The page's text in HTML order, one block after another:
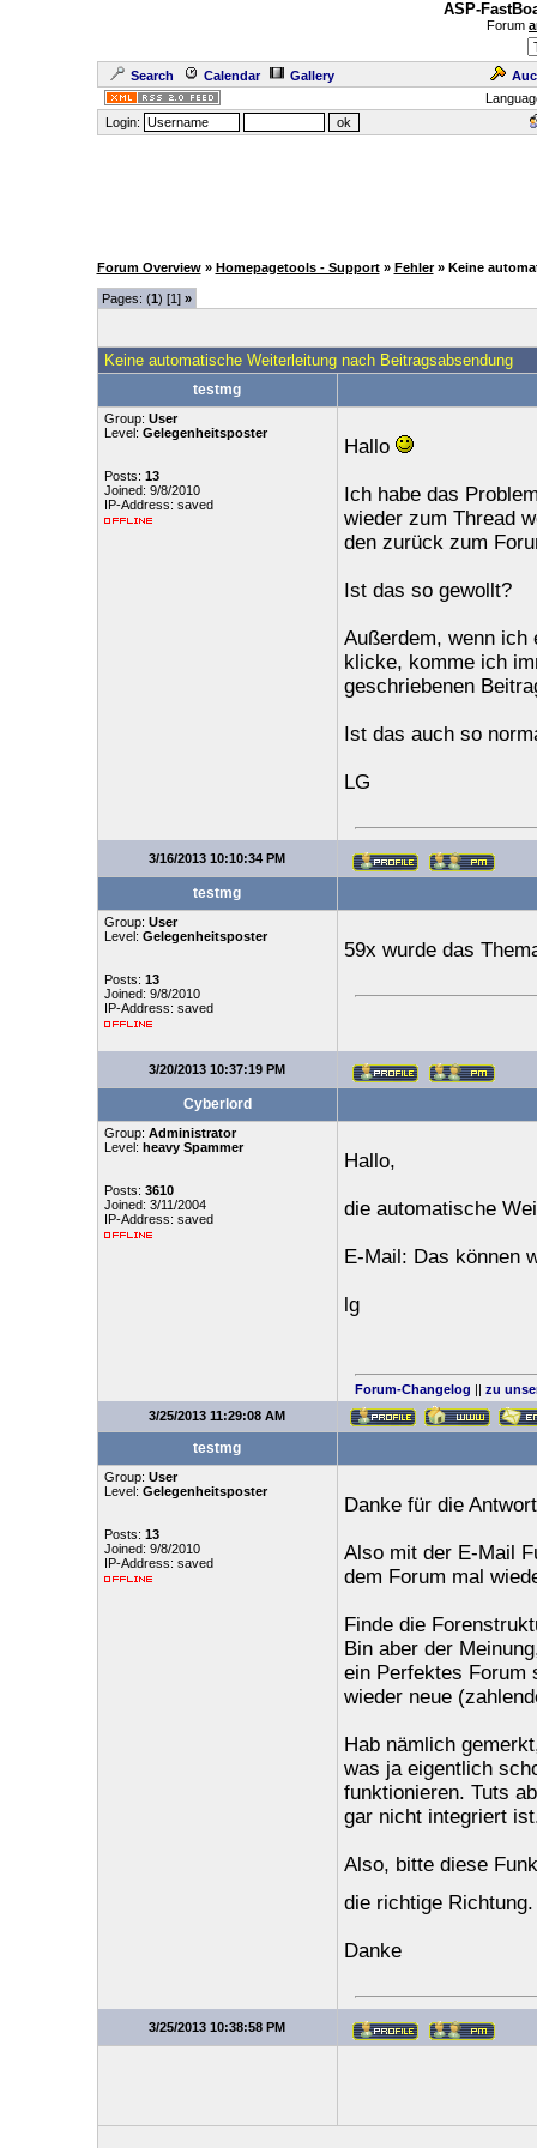
ASP-
Forum
Search Calendar Gallery
Login:
Forum Overview » Homepagetools - Support » Fehler » Keine
Pages: (1) [1] »
Keine automatische Weiterleitung nach Beitragsabsendung
testmg
Group: User
Level: Gelegenheitsposter
Posts: 13
Joined: 9/8/2010
IP-Address: saved
Hallo
Ich habe das
wieder zum Thread
den zurück zum
Ist das so gewollt?
Außerdem, wenn ich
klicke, komme ich
geschriebenen
Ist das auch so
LG
3/16/2013 10:10:34 PM
testmg
Group: User
Level: Gelegenheitsposter
Posts: 13
Joined: 9/8/2010
IP-Address: saved
59x wurde das
3/20/2013 10:37:19 PM
Cyberlord
Group: Administrator
Level: heavy Spammer
Posts: 3610
Joined: 3/11/2004
IP-Address: saved
Hallo,
die automatische
E-Mail: Das können
lg
Forum-Changelog || zu
3/25/2013 11:29:08 AM
testmg
Group: User
Level: Gelegenheitsposter
Posts: 13
Joined: 9/8/2010
IP-Address: saved
Danke für die
Also mit der E-Mail
dem Forum mal
Finde die
Bin aber der
ein Perfektes Forum
wieder neue
Hab nämlich
was ja eigentlich
funktionieren. Tuts
gar nicht integriert
Also, bitte diese
die richtige
Danke
3/25/2013 10:38:58 PM